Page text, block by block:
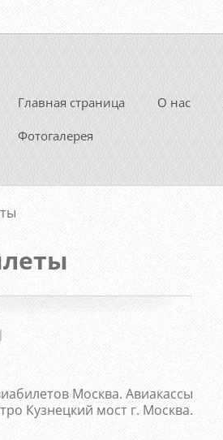
Главная страница О нас
Фотогалерея
|
Москва. Авиакассы
Кузнецкий мост г. Москва.